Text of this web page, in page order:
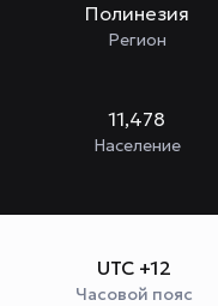
Полинезия
Регион
11,478
Население
UTC +12
Часовой пояс